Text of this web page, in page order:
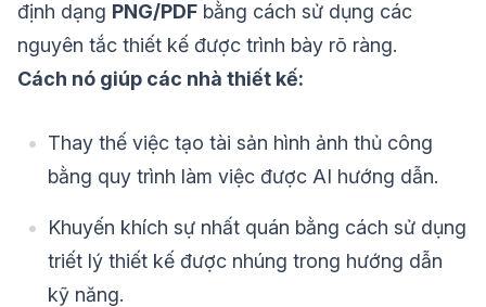
định dạng PNG/PDF bằng cách sử dụng các
nguyên tắc thiết kế được trình bày rõ ràng.
Cách nó giúp các nhà thiết kế:
Thay thế việc tạo tài sản hình ảnh thủ công
bằng quy trình làm việc được AI hướng dẫn.
Khuyến khích sự nhất quán bằng cách sử dụng
triết lý thiết kế được nhúng trong hướng dẫn
kỹ năng.